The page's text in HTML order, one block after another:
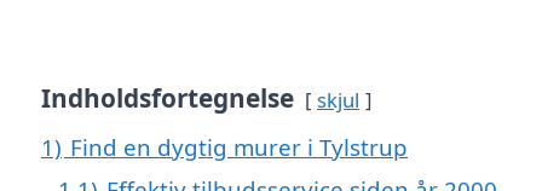
Indholdsfortegnelse skjul
1) Find en dygtig murer i Tylstrup